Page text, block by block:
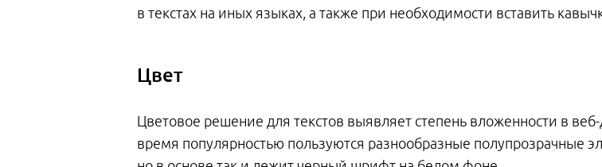
в текстах на иных языках, а также при необходимости вставить
Цвет
Цветовое решение для текстов выявляет степень вложенности в
время популярностью пользуются разнообразные полупрозрачные